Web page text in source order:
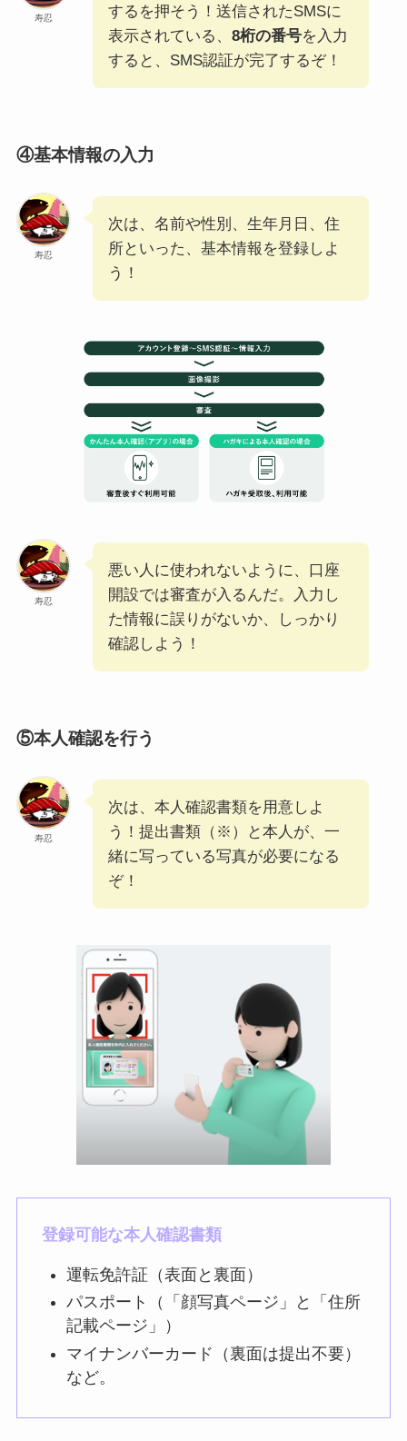
寿忍
するを押そう！送信されたSMSに
表示されている、 8桁の番号を入力
すると、SMS認証が完了するぞ！
④基本情報の入力
寿忍
次は、名前や性別、生年月日、住
所といった、基本情報を登録しよ
う！
寿忍
悪い人に使われないように、口座
開設では審査が入るんだ。入力し
た情報に誤りがないか、しっかり
確認しよう！
⑤本人確認を行う
寿忍
次は、本人確認書類を用意しよ
う！提出書類（※）と本人が、一
緒に写っている写真が必要になる
ぞ！
登録可能な本人確認書類
運転免許証（表面と裏面）
パスポート（「顔写真ページ」と「住所
記載ページ」）
マイナンバーカード（裏面は提出不要）
など。